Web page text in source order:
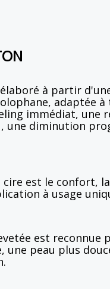
à partir
adaptée
immédiat, une
une diminution
cire est le confort,
à usage
est reconnue
une peau plus